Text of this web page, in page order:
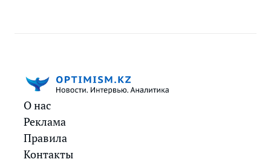
О нас
Реклама
Правила
Контакты